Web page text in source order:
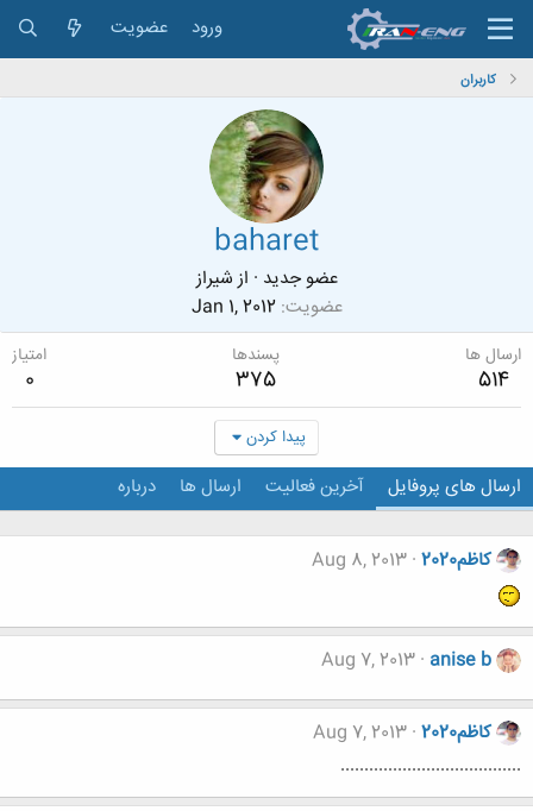
ورود عضویت
کاربران
baharet
عضو جدید · ازشیراز
عضویت Jan 1, 2012
ارسال ها
514
پسندها
375
امتیاز
0
پیدا کردن
ارسال های پروفایل آخرین فعالیت ارسال ها درباره
کاظم2020 Aug 8, 2013
anise b
Aug 7, 2013
کاظم2020
Aug 7, 2013
......................................